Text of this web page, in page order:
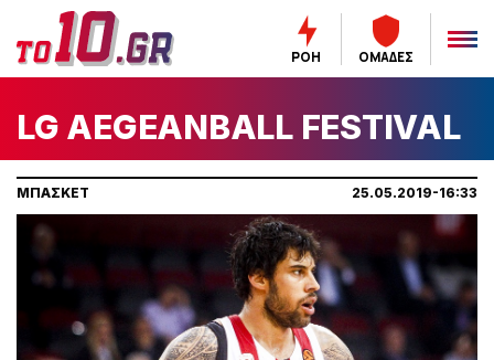
ΡΟΗ ΟΜΑΔΕΣ
LG AEGEANBALL FESTIVAL
ΜΠΑΣΚΕΤ 25.05.2019-16:33